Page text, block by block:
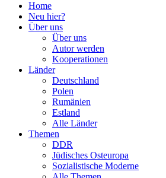
Home
Neu hier?
Über uns
Über uns
Autor werden
Kooperationen
Länder
Deutschland
Polen
Rumänien
Estland
Alle Länder
Themen
DDR
Jüdisches Osteuropa
Sozialistische Moderne